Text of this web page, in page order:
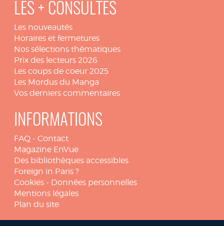
LES + CONSULTÉS
Les nouveautés
Horaires et fermetures
Nos sélections thématiques
Prix des lecteurs 2026
Les coups de coeur 2025
Les Mordus du Manga
Vos derniers commentaires
INFORMATIONS
FAQ - Contact
Magazine EnVue
Des bibliothèques accessibles
Foreign in Paris ?
Cookies - Données personnelles
Mentions légales
Plan du site